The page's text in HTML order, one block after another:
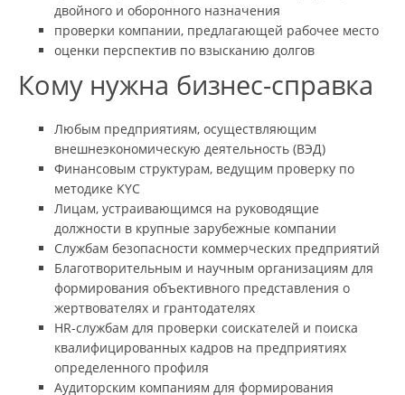
двойного и оборонного назначения
проверки компании, предлагающей рабочее место
оценки перспектив по взысканию долгов
Кому нужна бизнес-справка
Любым предприятиям, осуществляющим
внешнеэкономическую деятельность (ВЭД)
Финансовым структурам, ведущим проверку по
методике KYC
Лицам, устраивающимся на руководящие
должности в крупные зарубежные компании
Службам безопасности коммерческих предприятий
Благотворительным и научным организациям для
формирования объективного представления о
жертвователях и грантодателях
HR-службам для проверки соискателей и поиска
квалифицированных кадров на предприятиях
определенного профиля
Аудиторским компаниям для формирования